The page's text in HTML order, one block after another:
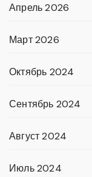
Апрель 2026
Март 2026
Октябрь 2024
Сентябрь 2024
Август 2024
Июль 2024